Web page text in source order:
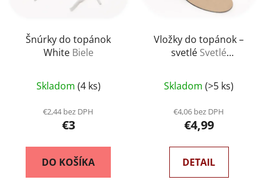
Šnúrky do topánok
White Biele
Skladom (4 ks)
€2,44 bez DPH
€3
DO KOŠÍKA
Vložky do topánok –
svetlé Svetlé
Skladom (>5 ks)
€4,06 bez DPH
€4,99
DETAIL